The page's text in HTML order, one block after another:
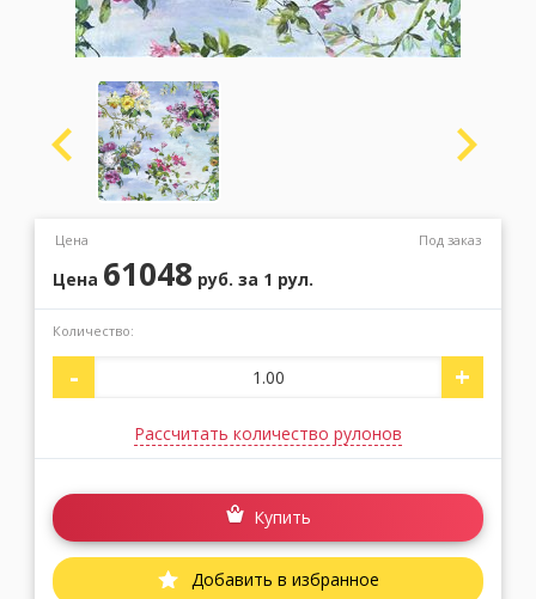
Заказать обратный звонок
Цена Под заказ
Цена 61048 руб. за 1 рул.
Количество:
- +
Рассчитать количество рулонов
Купить
Добавить в избранное